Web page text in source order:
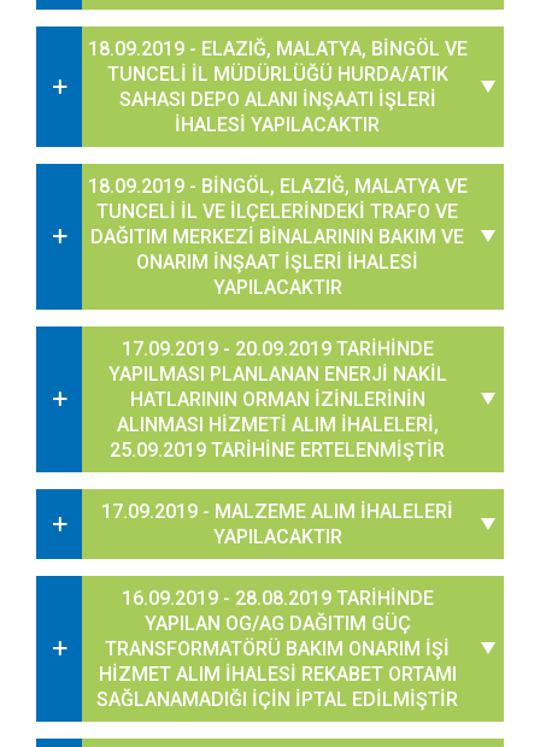
18.09.2019 - ELAZIĞ, MALATYA, BİNGÖL VE
TUNCELİ İL MÜDÜRLÜĞÜ HURDA/ATIK
SAHASI DEPO ALANI İNŞAATI İŞLERİ
İHALESİ YAPILACAKTIR
18.09.2019 - BİNGÖL, ELAZIĞ, MALATYA VE
TUNCELİ İL VE İLÇELERİNDEKİ TRAFO VE
DAĞITIM MERKEZİ BİNALARININ BAKIM VE
ONARIM İNŞAAT İŞLERİ İHALESİ
YAPILACAKTIR
17.09.2019 - 20.09.2019 TARİHİNDE
YAPILMASI PLANLANAN ENERJİ NAKİL
HATLARININ ORMAN İZİNLERİNİN
ALINMASI HİZMETİ ALIM İHALELERİ,
25.09.2019 TARİHİNE ERTELENMİŞTİR
17.09.2019 - MALZEME ALIM İHALELERİ
YAPILACAKTIR
16.09.2019 - 28.08.2019 TARİHİNDE
YAPILAN OG/AG DAĞITIM GÜÇ
TRANSFORMATÖRÜ BAKIM ONARIM İŞİ
HİZMET ALIM İHALESİ REKABET ORTAMI
SAĞLANAMADIĞI İÇİN İPTAL EDİLMİŞTİR